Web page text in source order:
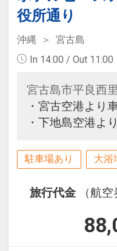
ん。また、
はございま
■チェック
そちらにお
イン後ホテ
のでご了承
ます。
ございませ
有料です
宿泊の場
役所通り
沖縄
宮古島
In 14:00 / Out 11:00
宮古島市平良西
・宮古空港より
・下地島空港よ
駐車場あり 大浴
旅行代金
（航